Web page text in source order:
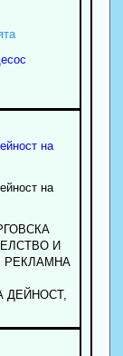
на
на
И
РЕКЛАМНА
ДЕЙНОСТ,